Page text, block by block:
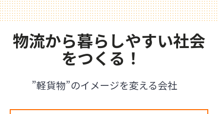
物流から暮らしやすい社会
をつくる！
”軽貨物”のイメージを変える会社